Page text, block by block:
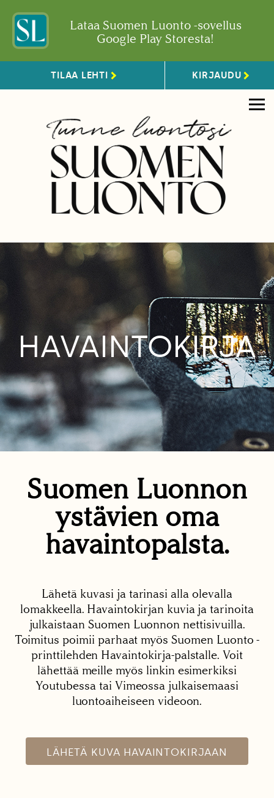
Lataa Suomen Luonto -sovellus
Google Play Storesta!
TILAA LEHTI KIRJAUDU
HAVAINTOKIRJA
Suomen Luonnon
ystävien oma
havaintopalsta.
Lähetä kuvasi ja tarinasi alla olevalla
lomakkeella. Havaintokirjan kuvia ja tarinoita
julkaistaan Suomen Luonnon nettisivuilla.
Toimitus poimii parhaat myös Suomen Luonto -
printtilehden Havaintokirja-palstalle. Voit
lähettää meille myös linkin esimerkiksi
Youtubessa tai Vimeossa julkaisemaasi
luontoaiheiseen videoon.
LÄHETÄ KUVA HAVAINTOKIRJAAN